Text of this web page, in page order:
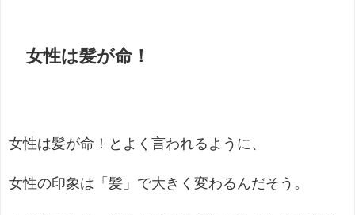
女性は髪が命！
女性は髪が命！とよく言われるように、
女性の印象は「髪」で大きく変わるんだそう。